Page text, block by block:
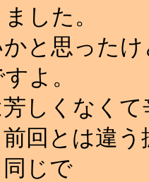
した。
と思った
よ。
芳しくなく
回とは違
じで